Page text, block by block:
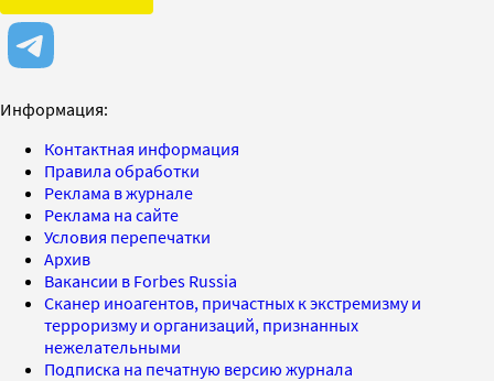
Информация:
Контактная информация
Правила обработки
Реклама в журнале
Реклама на сайте
Условия перепечатки
Архив
Вакансии в Forbes Russia
Сканер иноагентов, причастных к экстремизму и
терроризму и организаций, признанных
нежелательными
Подписка на печатную версию журнала